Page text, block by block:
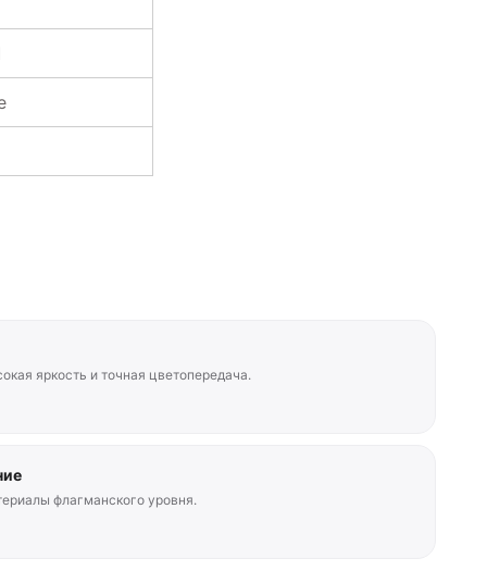
яркость и точная цветопередача.
флагманского уровня.